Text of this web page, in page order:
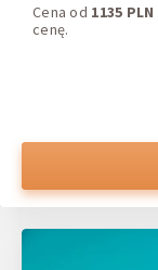
1135 PLN
Cena od 1135 PLN
cenę.
1135 PLN